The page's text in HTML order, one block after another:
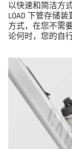
以快速和简洁方
LOAD 下管存储
方式，在您不需
论何时，您的自